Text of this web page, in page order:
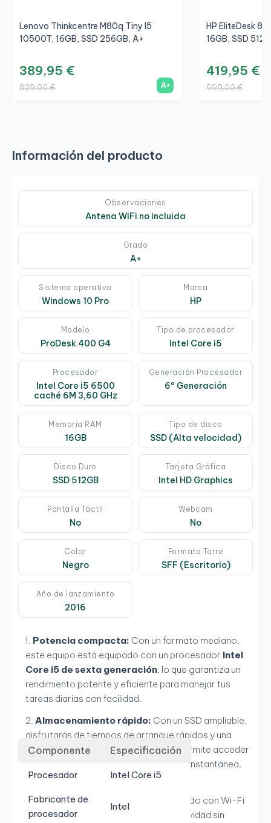
Lenovo Thinkcentre M80q Tiny I5
10500T, 16GB, SSD 256GB, A+
389,95 €
829,00 € A+
HP EliteDesk
16GB, SSD
419,95 €
999,00 €
Información del producto
Observaciones
Antena WiFi no incluida
Grado
A+
Sistema operativo
Windows 10 Pro
Marca
HP
Modelo
ProDesk 400 G4
Tipo de procesador
Intel Core i5
Procesador
Intel Core i5 6500
caché 6M 3,60 GHz
Generación Procesador
6º Generación
Memoria RAM
16GB
Tipo de disco
SSD (Alta velocidad)
Disco Duro
SSD 512GB
Tarjeta Gráfica
Intel HD Graphics
Pantalla Táctil
No
Webcam
No
Color
Negro
Formato Torre
SFF (Escritorio)
Año de lanzamiento
2016
Potencia compacta: Con un formato mediano,
este equipo está equipado con un procesador Intel
Core i5 de sexta generación, lo que garantiza un
rendimiento potente y eficiente para manejar tus
tareas diarias con facilidad.
Almacenamiento rápido: Con un SSD ampliable,
disfrutarás de tiempos de arranque rápidos y una
respuesta ágil del sistema, lo que te permite acceder
a tus archivos y aplicaciones de forma instantánea,
mejorando tu productividad.
Conectividad inalámbrica:
Equipado con Wi-Fi
integrado, este PC ofrece una conectividad sin
Componente Especificación
Procesador Intel Core i5
Fabricante de
procesador
Intel